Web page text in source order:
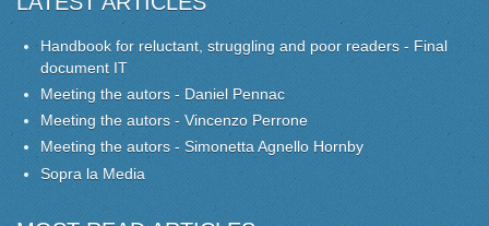
Handbook for reluctant, struggling and poor readers - Final
document IT
Meeting the autors - Daniel Pennac
Meeting the autors - Vincenzo Perrone
Meeting the autors - Simonetta Agnello Hornby
Sopra la Media